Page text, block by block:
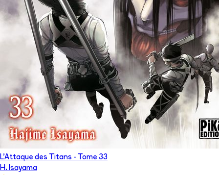
L'Attaque des Titans - Tome 33
H. Isayama